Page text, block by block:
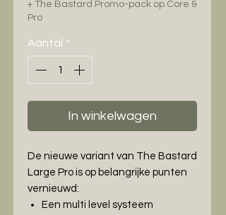
+ The Bastard Promo-pack op Core &
Pro
Aantal *
In winkelwagen
De nieuwe variant van The Bastard
Large Pro is op belangrijke punten
vernieuwd:
Een multi level systeem